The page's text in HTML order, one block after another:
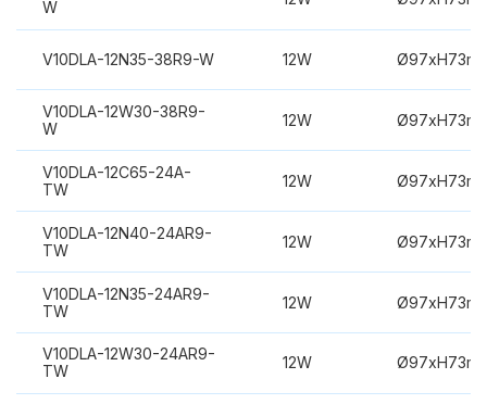
W
V10DLA-12N35-38R9-W 12W
V10DLA-12W30-38R9-
W
12W
V10DLA-12C65-24A-
TW
12W
V10DLA-12N40-24AR9-
TW
12W
V10DLA-12N35-24AR9-
TW
12W
V10DLA-12W30-24AR9-
TW
12W